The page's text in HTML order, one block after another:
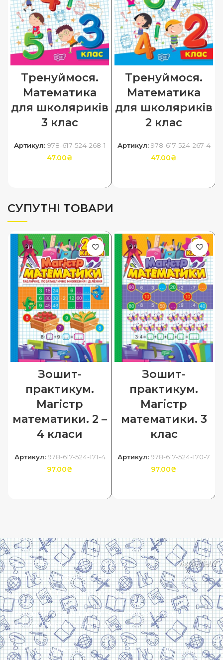
Тренуймося.
Математика
для школяриків
3 клас
Артикул: 978-617-524-268-1
47.00₴
Тренуймося.
Математика
для школяриків
2 клас
Артикул: 978-617-524-267-4
47.00₴
СУПУТНІ ТОВАРИ
Зошит-
практикум.
Магістр
математики. 2 –
4 класи
Артикул: 978-617-524-171-4
97.00₴
Зошит-
практикум.
Магiстр
математики. 3
клас
Артикул: 978-617-524-170-7
97.00₴
Харків, вулиця Сумська, 13
Телефон: (050) 305-05-41
E-Mail: torsingplus@gmail.com
Інтернет-магазин Торсінг. Усі права захищені
© 2024. Розробка:Skill Unit
Про видавництво Оплата та доставка